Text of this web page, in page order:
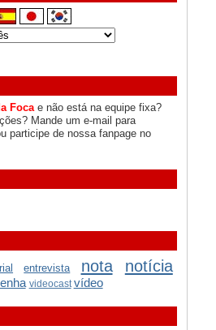
Focae não está na equipe fixa?
Mande um e-mail para
participe de nossa fanpage no
entrevista nota notícia
videocast vídeo